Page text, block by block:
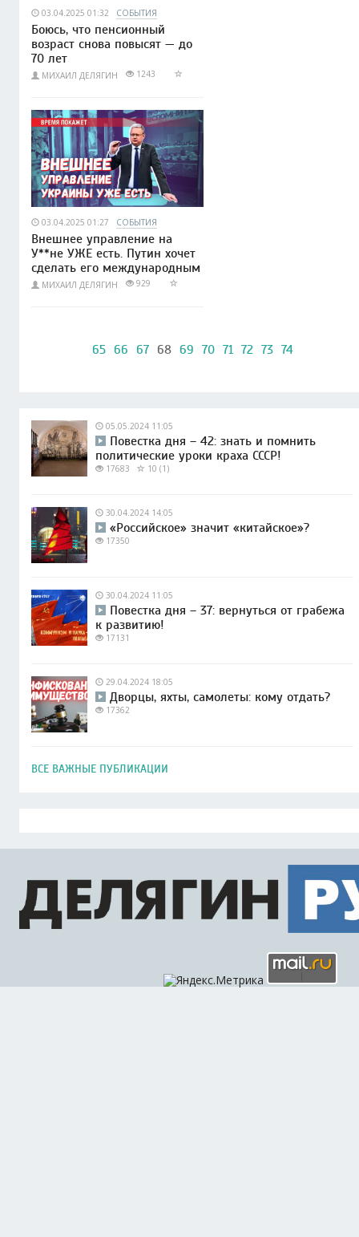
03.04.2025 01:32 СОБЫТИЯ
Боюсь, что пенсионный
возраст снова повысят — до
70 лет
МИХАИЛ ДЕЛЯГИН 1243
03.04.2025 01:27 СОБЫТИЯ
Внешнее управление на
У**не УЖЕ есть. Путин хочет
сделать его международным
МИХАИЛ ДЕЛЯГИН 929
65 66 67 68 69 70 71 72 73 74
05.05.2024 11:05
Повестка дня – 42: знать и помнить
политические уроки краха СССР!
17683 10 (1)
30.04.2024 14:05
«Российское» значит «китайское»?
17350
30.04.2024 11:05
Повестка дня – 37: вернуться от грабежа
к развитию!
17131
29.04.2024 18:05
Дворцы, яхты, самолеты: кому отдать?
17362
ВСЕ ВАЖНЫЕ ПУБЛИКАЦИИ